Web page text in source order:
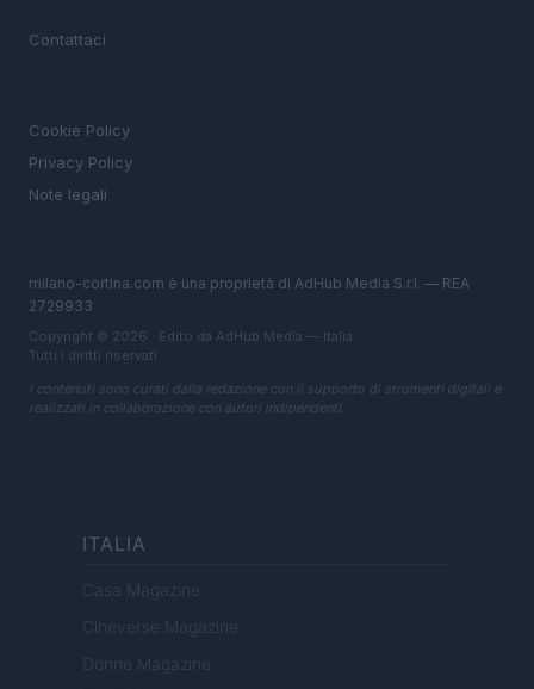
Contattaci
Cookie Policy
Privacy Policy
Note legali
milano-cortina.com è una proprietà di AdHub Media S.r.l. — REA
2729933
Copyright © 2026 · Edito da AdHub Media — Italia
Tutti i diritti riservati
I contenuti sono curati dalla redazione con il supporto di strumenti digitali e
realizzati in collaborazione con autori indipendenti.
ITALIA
Casa Magazine
Cineverse Magazine
Donne Magazine